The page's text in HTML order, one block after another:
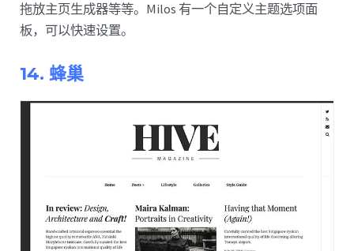
拖放主页生成器等等。Milos 有一个自定义主题选项面
板，可以快速设置。
14. 蜂巢